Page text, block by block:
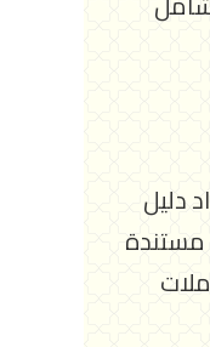
دليل
مستندة